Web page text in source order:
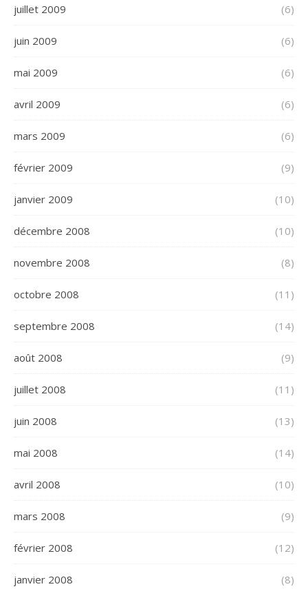
juillet 2009 (6)
juin 2009 (6)
mai 2009 (6)
avril 2009 (6)
mars 2009 (6)
février 2009 (9)
janvier 2009 (10)
décembre 2008 (10)
novembre 2008 (8)
octobre 2008 (11)
septembre 2008 (14)
août 2008 (9)
juillet 2008 (11)
juin 2008 (13)
mai 2008 (14)
avril 2008 (10)
mars 2008 (9)
février 2008 (12)
janvier 2008 (8)